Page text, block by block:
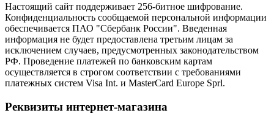
Настоящий сайт поддерживает 256-битное шифрование.
Конфиденциальность сообщаемой персональной информации
обеспечивается ПАО "Сбербанк России". Введенная
информация не будет предоставлена третьим лицам за
исключением случаев, предусмотренных законодательством
РФ. Проведение платежей по банковским картам
осуществляется в строгом соответствии с требованиями
платежных систем Visa Int. и MasterCard Europe Sprl.
Реквизиты интернет-магазина